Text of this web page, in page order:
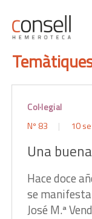
Col·legial
Nº 83
10
Una
Hace doce
se
José M.ª